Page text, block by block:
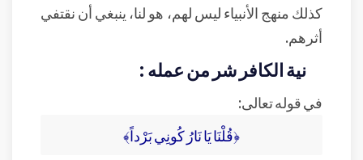
كذلك منهج الأنبياء ليس لهم، هو لنا، ينبغي أن نقتفي
أثرهم.
نية الكافر شر من عمله :
في قوله تعالى:
﴿قُلْنَا يَا نَارُ كُونِي بَرْداً﴾